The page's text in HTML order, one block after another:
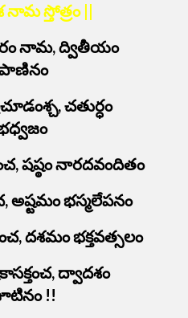
నామ స్తోత్రం ||
నామ, ద్వితీయం
చతుర్ధం
షష్ఠం నారదవందితం
అష్టమం భస్మలేపనం
దశమం భక్తవత్సలం
ద్వాదశం
!!